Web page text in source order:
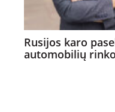
Rusijos karo
automobilių